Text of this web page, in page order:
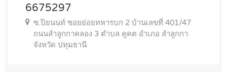
6675297
ซ.ปิยนนท์ ซอยย่อยทหารบก 2 บ้านเลขที่ 401/47
ถนนลำลูกกาคลอง 3 ตำบล คูคต อำเภอ ลำลูกกา
จังหวัด ปทุมธานี